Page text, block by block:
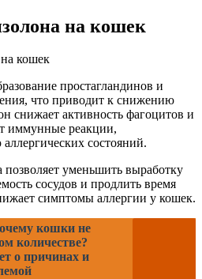
на кошек
простагландинов и
что приводит к снижению
снижает активность фагоцитов и
иммунные реакции,
состояний.
уменьшить выработку
сосудов и продлить время
симптомы аллергии у кошек.
кошки не
количестве?
о причинах и